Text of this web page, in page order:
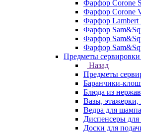
Фарфор Corone
Фарфор Corone
Фарфор Lambert
Фарфор
Фарфор
Фарфор
Предметы сервировки
Назад
Предметы
Баранчики-
Блюда из
Вазы, этажерки,
Ведра для
Диспенсеры
Доски для